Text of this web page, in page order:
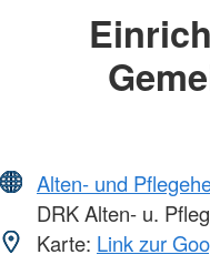
Alten- und
DRK Alten- u.
Karte: Link zur